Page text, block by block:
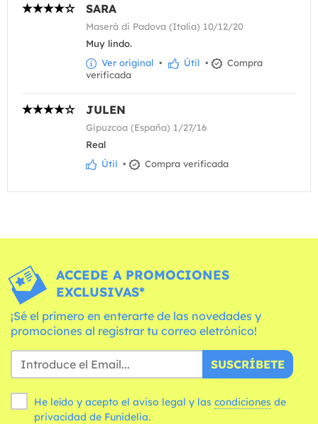
SARA
Maserà di Padova (Italia) 10/12/20
Muy lindo.
Ver original • Útil •
Compra
verificada
JULEN
Gipuzcoa (España) 1/27/16
Real
Útil • Compra verificada
ACCEDE A PROMOCIONES
EXCLUSIVAS*
¡Sé el primero en enterarte de las novedades y
promociones al registrar tu correo eletrónico!
SUSCRÍBETE
He leído y acepto el aviso legal y las condiciones
privacidad de Funidelia.